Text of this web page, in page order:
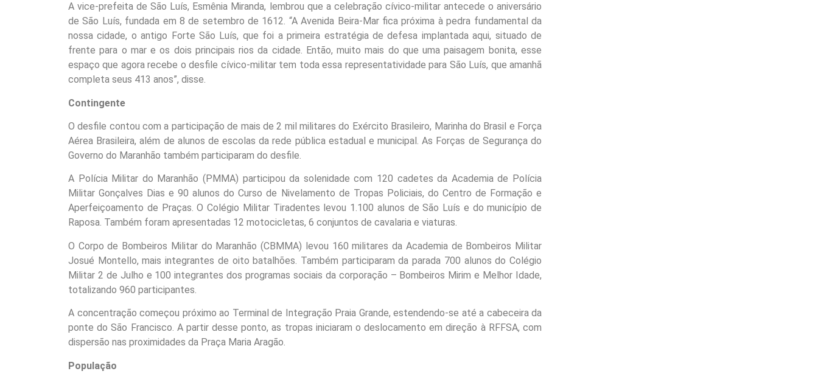
A vice-prefeita de São Luís, Esmênia Miranda, lembrou que a celebração cívico-militar antecede o aniversário
de São Luís, fundada em 8 de setembro de 1612. “A Avenida Beira-Mar fica próxima à pedra fundamental da
nossa cidade, o antigo Forte São Luís, que foi a primeira estratégia de defesa implantada aqui, situado de
frente para o mar e os dois principais rios da cidade. Então, muito mais do que uma paisagem bonita, esse
espaço que agora recebe o desfile cívico-militar tem toda essa representatividade para São Luís, que amanhã
completa seus 413 anos”, disse.
Contingente
O desfile contou com a participação de mais de 2 mil militares do Exército Brasileiro, Marinha do Brasil e Força
Aérea Brasileira, além de alunos de escolas da rede pública estadual e municipal. As Forças de Segurança do
Governo do Maranhão também participaram do desfile.
A Polícia Militar do Maranhão (PMMA) participou da solenidade com 120 cadetes da Academia de Polícia
Militar Gonçalves Dias e 90 alunos do Curso de Nivelamento de Tropas Policiais, do Centro de Formação e
Aperfeiçoamento de Praças. O Colégio Militar Tiradentes levou 1.100 alunos de São Luís e do município de
Raposa. Também foram apresentadas 12 motocicletas, 6 conjuntos de cavalaria e viaturas.
O Corpo de Bombeiros Militar do Maranhão (CBMMA) levou 160 militares da Academia de Bombeiros Militar
Josué Montello, mais integrantes de oito batalhões. Também participaram da parada 700 alunos do Colégio
Militar 2 de Julho e 100 integrantes dos programas sociais da corporação – Bombeiros Mirim e Melhor Idade,
totalizando 960 participantes.
A concentração começou próximo ao Terminal de Integração Praia Grande, estendendo-se até a cabeceira da
ponte do São Francisco. A partir desse ponto, as tropas iniciaram o deslocamento em direção à RFFSA, com
dispersão nas proximidades da Praça Maria Aragão.
População